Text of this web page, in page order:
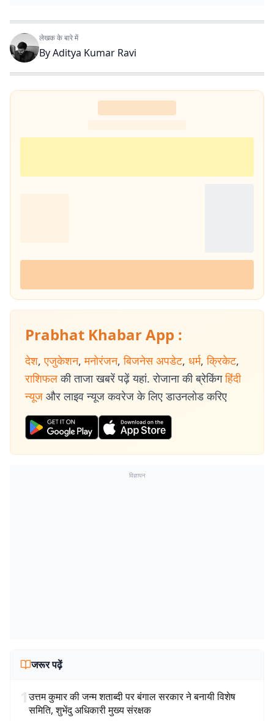
लेखक के बारे में
ByAditya Kumar Ravi
Prabhat Khabar App :
देश, एजुकेशन, मनोरंजन, बिजनेस अपडेट, धर्म, क्रिकेट,
राशिफल की ताजा खबरें पढ़ें यहां. रोजाना की ब्रेकिंग हिंदी
न्यूज और लाइव न्यूज कवरेज के लिए डाउनलोड करिए
विज्ञापन
जरूर पढ़ें
1उत्तम कुमार की जन्म शताब्दी पर बंगाल सरकार ने बनायी विशेष
समिति, शुभेंदु अधिकारी मुख्य संरक्षक